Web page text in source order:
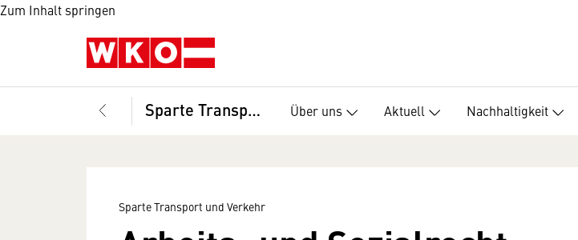
Zum Inhalt springen
Sparte Transport und Verkehr Über uns Aktuell Nachhaltigkeit
Sparte Transport und Verkehr